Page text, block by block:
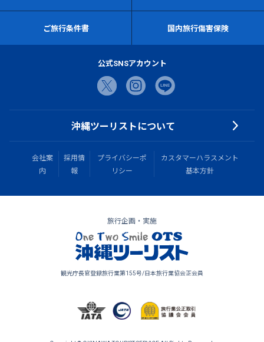
ご旅行条件書 国内旅行傷害保険
公式SNSアカウント
沖縄ツーリストについて
会社案
内
採用情
報
プライバシーポ
リシー
カスタマーハラスメント
基本方針
旅行企画・実施
観光庁長官登録旅行業第155号/日本旅行業協会正会員